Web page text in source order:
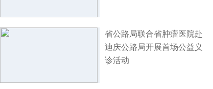
省公路局联合省肿瘤医院赴
迪庆公路局开展首场公益义
诊活动